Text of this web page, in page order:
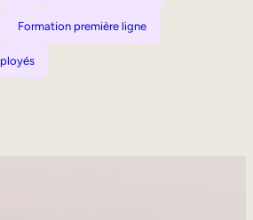
Formation première ligne